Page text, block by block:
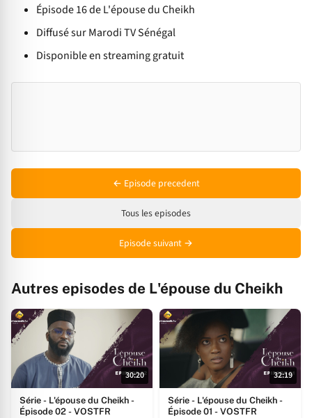
Épisode 16 de L'épouse du Cheikh
Diffusé sur Marodi TV Sénégal
Disponible en streaming gratuit
← Episode precedent
Tous les episodes
Episode suivant →
Autres episodes de L'épouse du Cheikh
30:20
Série - L'épouse du Cheikh -
Épisode 02 - VOSTFR
32:19
Série - L'épouse du Cheikh -
Épisode 01 - VOSTFR